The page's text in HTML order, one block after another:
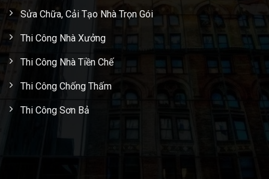
Sửa Chữa, Cải Tạo Nhà Trọn Gói
Thi Công Nhà Xưởng
Thi Công Nhà Tiền Chế
Thi Công Chống Thấm
Thi Công Sơn Bả